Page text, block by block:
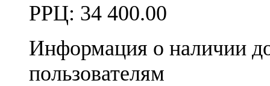
РРЦ: 34 400.00
Информация о наличии
пользователям